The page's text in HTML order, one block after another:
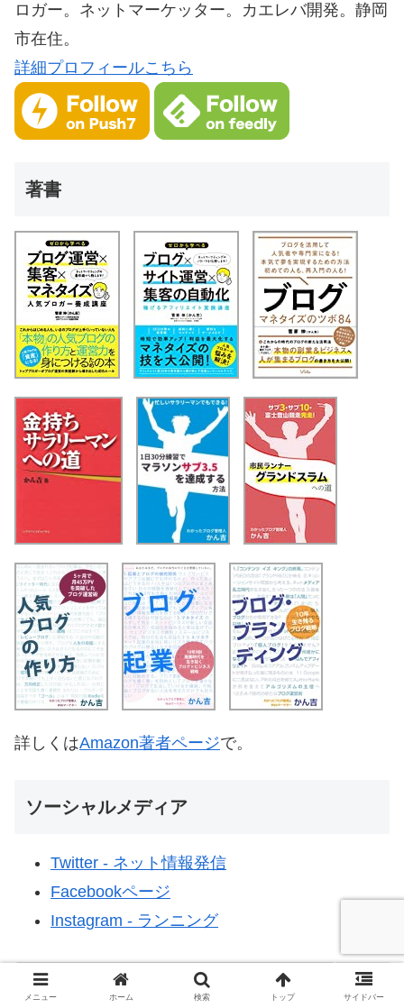
ロガー。ネットマーケッター。カエレバ開発。静岡
市在住。
詳細プロフィールこちら
著書
詳しくはAmazon著者ページで。
ソーシャルメディア
Twitter - ネット情報発信
Facebookページ
Instagram - ランニング
メニュー ホーム 検索 トップ サイドバー